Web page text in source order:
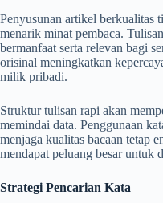
Penyusunan artikel berkualitas
menarik minat pembaca.
bermanfaat serta relevan bagi
orisinal meningkatkan
milik pribadi.
Struktur tulisan rapi akan
memindai data. Penggunaan
menjaga kualitas bacaan tetap
mendapat peluang besar untuk
Strategi Pencarian Kata